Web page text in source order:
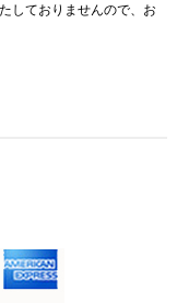
しておりませんので、お